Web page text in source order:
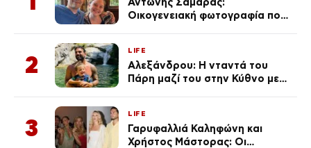
Οικογενειακή φωτογραφία που
Λένας
2
LIFE
Αλεξάνδρου: Η νταντά του
Πάρη μαζί του στην Κύθνο με
3
LIFE
Γαρυφαλλιά Καληφώνη και
Χρήστος Μάστορας: Οι